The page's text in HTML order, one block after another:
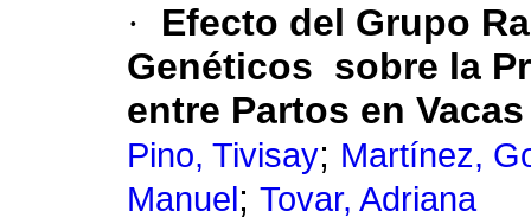
·
Efecto del Grupo
Genéticos sobre la
entre Partos en
Pino, Tivisay; Martínez,
Manuel ; Tovar, Adriana